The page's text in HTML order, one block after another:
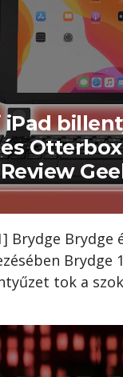
iPad
Brydge Brydge
Brydge
tok a